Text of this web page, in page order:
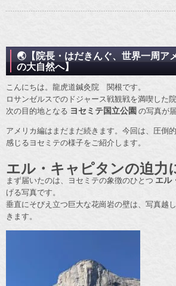
🌏【院長・はだきんぐ、世界一周ア
の大自然へ】
こんにちは。龍虎道鍼灸院 関根です。
ロサンゼルスでのドジャース戦観戦を満喫した院
次の目的地となる ヨセミテ国立公園 の写真が
アメリカ編はまだまだ続きます。今回は、圧倒
感じるヨセミテの様子をご紹介します。
エル・キャピタンの迫力
まず届いたのは、ヨセミテの象徴のひとつ エル
げる写真です。
垂直にそびえ立つ巨大な花崗岩の壁は、写真越
きます。